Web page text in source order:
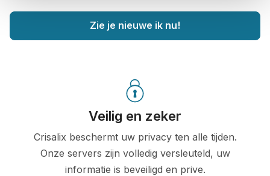
Zie je nieuwe ik nu!
Veilig en zeker
Crisalix beschermt uw privacy ten alle tijden.
Onze servers zijn volledig versleuteld, uw
informatie is beveiligd en prive.